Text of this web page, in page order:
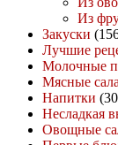
Из
Закуски
Лучшие
Молочные
Мясные
Напитки
Несладкая
Овощные